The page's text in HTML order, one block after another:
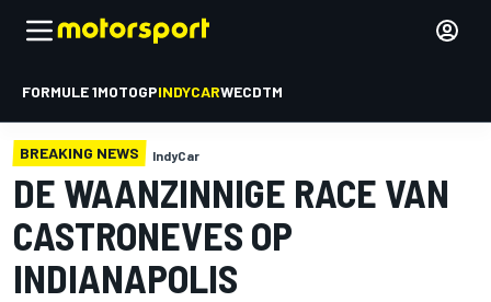
FORMULE 1MOTOGPINDYCARWECDTM
BREAKING NEWS IndyCar
DE WAANZINNIGE RACE VAN
CASTRONEVES OP
INDIANAPOLIS